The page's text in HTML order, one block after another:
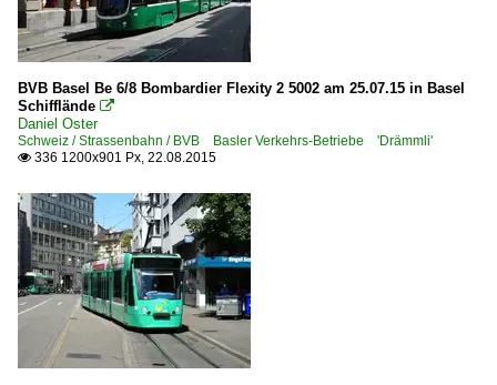
BVB Basel Be 6/8 Bombardier Flexity 2 5002 am 25.07.15 in Basel
Schifflände 
Daniel Oster
Schweiz / Strassenbahn / BVB Basler Verkehrs-Betriebe 'Drämmli'
 336 1200x901 Px, 22.08.2015